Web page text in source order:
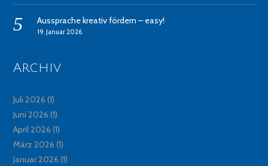
Aussprache kreativ fördern – easy!
19. Januar 2026
Archiv
Juli 2026 (1)
Juni 2026 (1)
April 2026 (1)
März 2026 (1)
Januar 2026 (1)